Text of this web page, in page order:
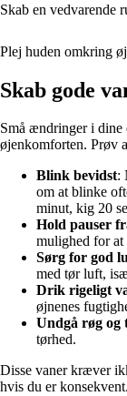
Skab en vedvarende
Plej huden omkring
Skab gode
Små ændringer i dine
øjenkomforten. Prøv
Blink bevidst:
om at blinke
minut, kig 20
Hold pauser
mulighed for at
Sørg for god
med tør luft,
Drik rigeligt
øjnenes
Undgå røg
tørhed.
Disse vaner kræver
hvis du er konsekvent.